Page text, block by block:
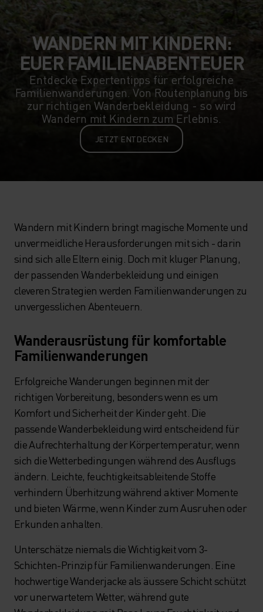
WANDERN MIT KINDERN:
EUER FAMILIENABENTEUER
Entdecke Expertentipps für erfolgreiche
Familienwanderungen. Von Routenplanung bis
zur richtigen Wanderbekleidung - so wird
Wandern mit Kindern zum Erlebnis.
JETZT ENTDECKEN
Wandern mit Kindern bringt magische Momente und
unvermeidliche Herausforderungen mit sich - darin
sind sich alle Eltern einig. Doch mit kluger Planung,
der passenden Wanderbekleidung und einigen
cleveren Strategien werden Familienwanderungen zu
unvergesslichen Abenteuern.
Wanderausrüstung für komfortable
Familienwanderungen
Erfolgreiche Wanderungen beginnen mit der
richtigen Vorbereitung, besonders wenn es um
Komfort und Sicherheit der Kinder geht. Die
passende Wanderbekleidung wird entscheidend für
die Aufrechterhaltung der Körpertemperatur, wenn
sich die Wetterbedingungen während des Ausflugs
ändern. Leichte, feuchtigkeitsableitende Stoffe
verhindern Überhitzung während aktiver Momente
und bieten Wärme, wenn Kinder zum Ausruhen oder
Erkunden anhalten.
Unterschätze niemals die Wichtigkeit vom 3-
Schichten-Prinzip für Familienwanderungen. Eine
hochwertige Wanderjacke als äussere Schicht schützt
vor unerwartetem Wetter, während gute